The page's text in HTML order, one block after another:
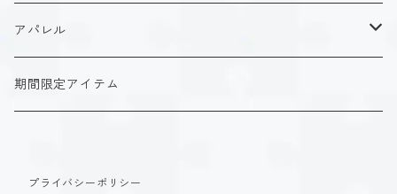
アクリルスタンド
タイプ２-助ける人
ダークデザイン
定番アイテム
アクリルスタンド
生命魔法~Vitality~
自然魔法~Elemental~
創造魔法~Genesis~
αシリーズ
βシリーズ
アクリルストラップ
アクリルストラップ
アクリルスタンド
アパレル
Tシャツ
期間限定アイテム
プライバシーポリシー